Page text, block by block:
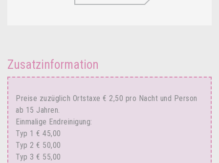
Zusatzinformation
Preise zuzüglich Ortstaxe € 2,50 pro Nacht und Person
ab 15 Jahren.
Einmalige Endreinigung:
Typ 1 € 45,00
Typ 2 € 50,00
Typ 3 € 55,00